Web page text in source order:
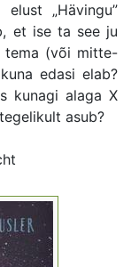
„Hävingu”
et ise ta see ju
tema (või mitte-
edasi elab?
kunagi alaga X
asub?